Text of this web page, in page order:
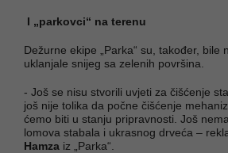
I „parkovci“ na terenu
Dežurne ekipe „Parka“ su, također, bile
uklanjale snijeg sa zelenih površina.
- Još se nisu stvorili uvjeti za čišćenje
još nije tolika da počne čišćenje
ćemo biti u stanju pripravnosti. Još
lomova stabala i ukrasnog drveća –
Hamza iz „Parka“.